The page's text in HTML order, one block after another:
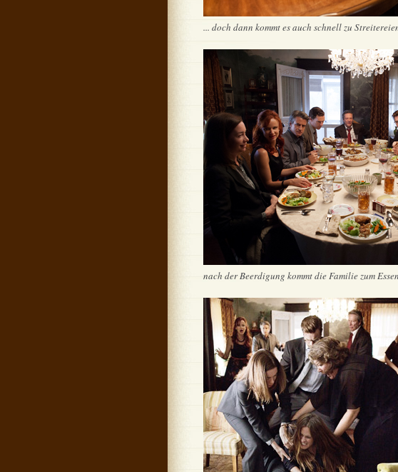
... doch dann kommt es auch schnell zu
nach der Beerdigung kommt die Familie zum